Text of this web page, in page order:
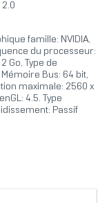
2.0
famille: NVIDIA,
du processeur:
Go, Type de
Bus: 64 bit,
maximale: 2560 x
4.5. Type
Passif